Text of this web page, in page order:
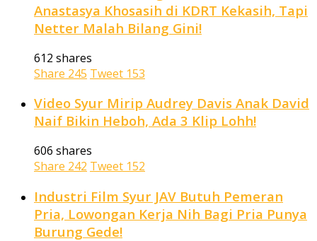
Anastasya Khosasih di KDRT Kekasih, Tapi
Netter Malah Bilang Gini!
612 shares
Share 245 Tweet 153
Video Syur Mirip Audrey Davis Anak David
Naif Bikin Heboh, Ada 3 Klip Lohh!
606 shares
Share 242 Tweet 152
Industri Film Syur JAV Butuh Pemeran
Pria, Lowongan Kerja Nih Bagi Pria Punya
Burung Gede!